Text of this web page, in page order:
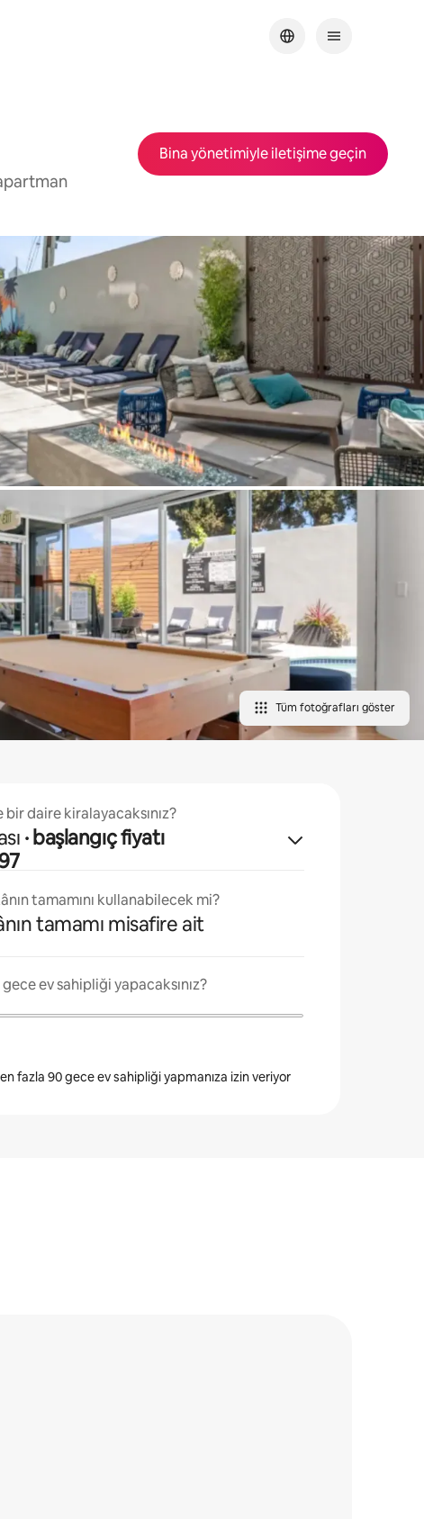
Bina yönetimiyle iletişime geçin
Tüm fotoğrafları göster
daire kiralayacaksınız?
· başlangıç fiyatı
tamamını kullanabilecek mi?
tamamı misafire ait
ev sahipliği yapacaksınız?
en fazla 90 gece ev sahipliği yapmanıza izin veriyor